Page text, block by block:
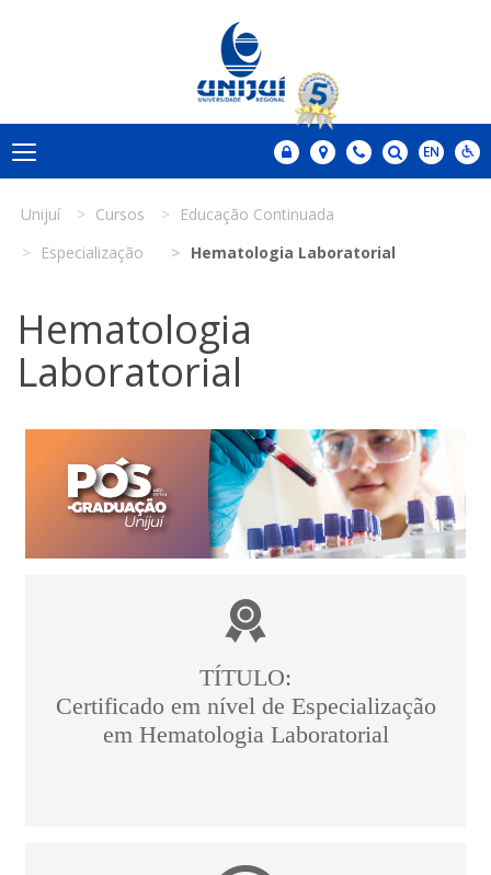
Unijuí Cursos
Educação Continuada
Especialização
Hematologia Laboratorial
Hematologia
Laboratorial